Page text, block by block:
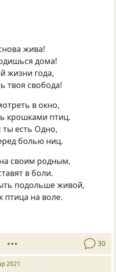
жива!
дома!
жизни года,
твоя свобода!
в окно,
крошками птиц.
есть Одно,
болью ниц.
своим родным,
в боли.
подольше живой,
птица на воле.
30
2021